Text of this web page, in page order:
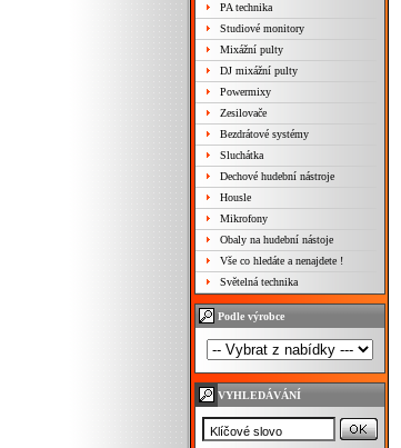
PA technika
Studiové monitory
Mixážní pulty
DJ mixážní pulty
Powermixy
Zesilovače
Bezdrátové systémy
Sluchátka
Dechové hudební nástroje
Housle
Mikrofony
Obaly na hudební nástoje
Vše co hledáte a nenajdete !
Světelná technika
Podle výrobce
VYHLEDÁVÁNÍ